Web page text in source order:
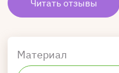
Читать отзывы
Материал